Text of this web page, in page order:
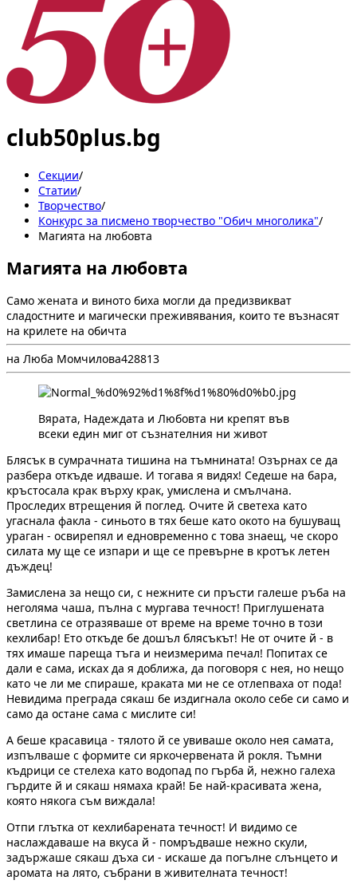
club50plus.bg
Секции/
Статии/
Творчество/
Конкурс за писмено творчество "Обич многолика"/
Магията на любовта
Магията на любовта
Само жената и виното биха могли да предизвикват
сладостните и магически преживявания, които те възнасят
на крилете на обичта
на Люба Момчилова428813
Вярата, Надеждата и Любовта ни крепят във
всеки един миг от съзнателния ни живот
Блясък в сумрачната тишина на тъмнината! Озърнах се да
разбера откъде идваше. И тогава я видях! Седеше на бара,
кръстосала крак върху крак, умислена и смълчана.
Проследих втрещения й поглед. Очите й светеха като
угаснала факла - синьото в тях беше като окото на бушуващ
ураган - освирепял и едновременно с това знаещ, че скоро
силата му ще се изпари и ще се превърне в кротък летен
дъждец!
Замислена за нещо си, с нежните си пръсти галеше ръба на
неголяма чаша, пълна с мургава течност! Приглушената
светлина се отразяваше от време на време точно в този
кехлибар! Ето откъде бе дошъл блясъкът! Не от очите й - в
тях имаше пареща тъга и неизмерима печал! Попитах се
дали е сама, исках да я доближа, да поговоря с нея, но нещо
като че ли ме спираше, краката ми не се отлепваха от пода!
Невидима преграда сякаш бе издигнала около себе си само и
само да остане сама с мислите си!
А беше красавица - тялото й се увиваше около нея самата,
изпълваше с формите си яркочервената й рокля. Тъмни
къдрици се стелеха като водопад по гърба й, нежно галеха
гърдите й и сякаш нямаха край! Бе най-красивата жена,
която някога съм виждала!
Отпи глътка от кехлибарената течност! И видимо се
наслаждаваше на вкуса й - помръдваше нежно скули,
задържаше сякаш дъха си - искаше да погълне слънцето и
аромата на лято, събрани в живителната течност!